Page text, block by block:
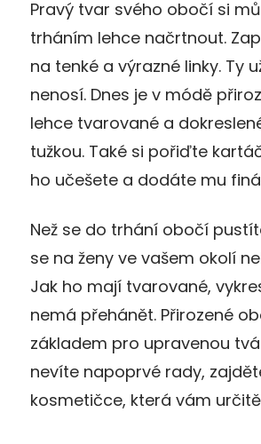
Pravý tvar svého obočí si
trháním lehce načrtnout.
na tenké a výrazné linky. Ty
nenosí. Dnes je v módě
lehce tvarované a
tužkou. Také si pořiďte
ho učešete a dodáte mu
Než se do trhání obočí
se na ženy ve vašem okolí
Jak ho mají tvarované,
nemá přehánět. Přirozené
základem pro upravenou
nevíte napoprvé rady,
kosmetičce, která vám